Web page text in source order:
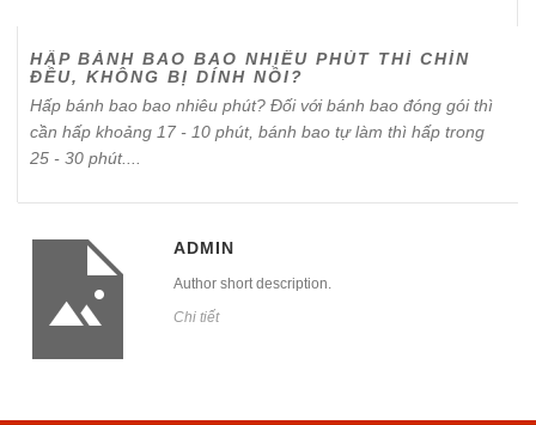
HẤP BÁNH BAO BAO NHIÊU PHÚT THÌ CHÍN
ĐỀU, KHÔNG BỊ DÍNH NỒI?
Hấp bánh bao bao nhiêu phút? Đối với bánh bao đóng gói thì
cần hấp khoảng 17 - 10 phút, bánh bao tự làm thì hấp trong
25 - 30 phút....
ADMIN
Author short description.
Chi tiết